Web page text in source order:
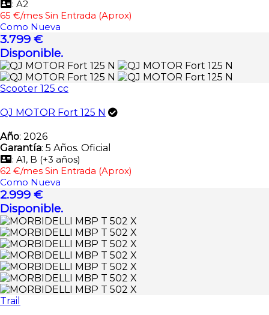
: A2
65 €/mes Sin Entrada (Aprox)
Como Nueva
3.799 €
Disponible.
Scooter 125 cc
QJ MOTOR Fort 125 N
Año: 2026
Garantía: 5 Años. Oficial
: A1, B (+3 años)
62 €/mes Sin Entrada (Aprox)
Como Nueva
2.999 €
Disponible.
Trail